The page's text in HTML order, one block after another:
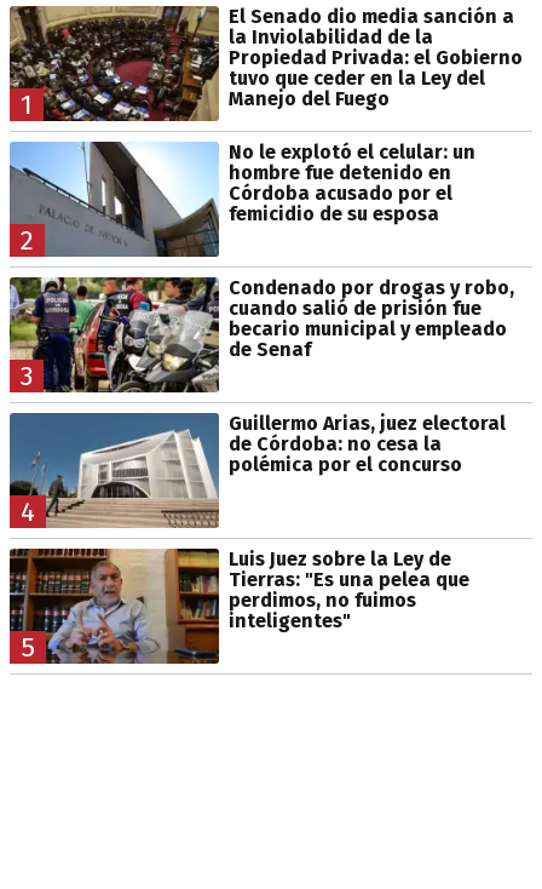
1
El Senado dio media sanción a
la Inviolabilidad de la
Propiedad Privada: el Gobierno
tuvo que ceder en la Ley del
Manejo del Fuego
2
No le explotó el celular: un
hombre fue detenido en
Córdoba acusado por el
femicidio de su esposa
3
Condenado por drogas y robo,
cuando salió de prisión fue
becario municipal y empleado
de Senaf
4
Guillermo Arias, juez electoral
de Córdoba: no cesa la
polémica por el concurso
5
Luis Juez sobre la Ley de
Tierras: "Es una pelea que
perdimos, no fuimos
inteligentes"